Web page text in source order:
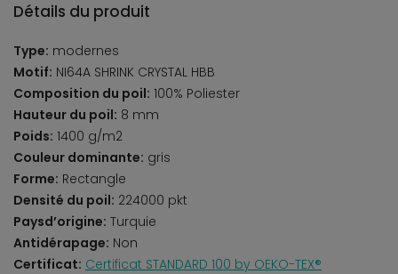
Détails du produit
Type: modernes
Motif: NI64A SHRINK CRYSTAL HBB
Composition du poil: 100% Poliester
Hauteur du poil: 8 mm
Poids: 1400 g/m2
Couleur dominante: gris
Forme: Rectangle
Densité du poil: 224000 pkt
Paysd’origine: Turquie
Antidérapage: Non
Certificat: Certificat STANDARD 100 by OEKO-TEX®